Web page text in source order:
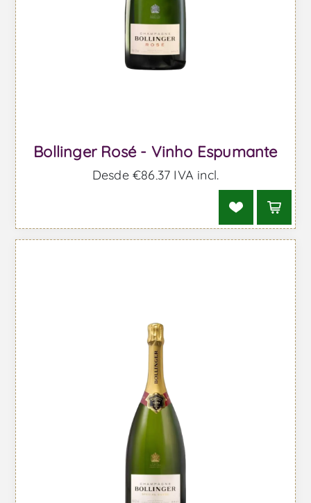
Bollinger Rosé - Vinho Espumante
Desde €86,37 IVA incl.